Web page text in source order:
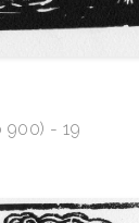
900) - 19